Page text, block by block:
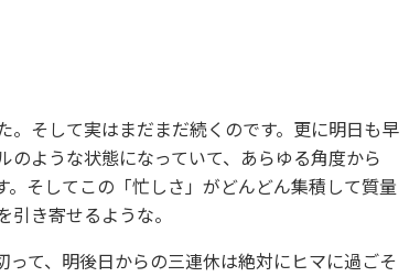
そして実はまだまだ続くのです。更に明日も早
ような状態になっていて、あらゆる角度から
。そしてこの「忙しさ」がどんどん集積して質量
き寄せるような。
て、明後日からの三連休は絶対にヒマに過ごそ